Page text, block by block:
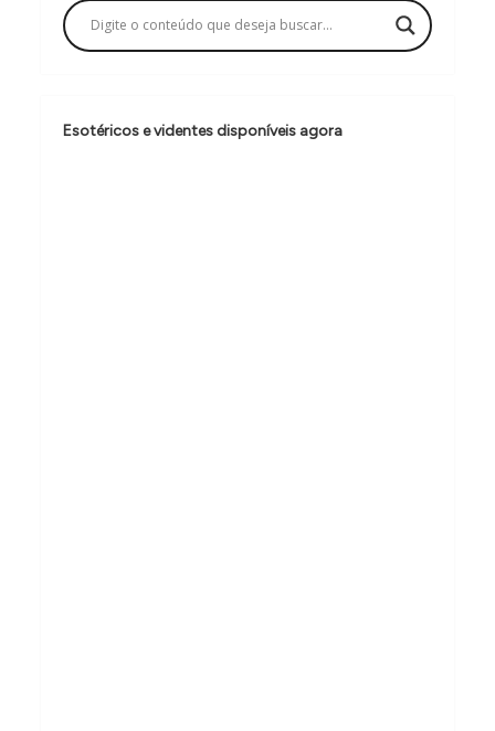
ç
o
d
Esotéricos e videntes disponíveis agora